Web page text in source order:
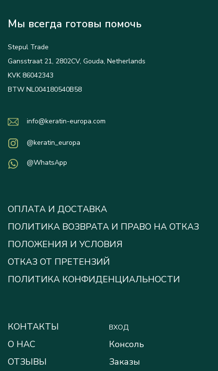
Мы всегда готовы помочь
Stepul Trade
Gansstraat 21, 2802CV, Gouda, Netherlands
KVK 86042343
BTW NL004180540B58
info@keratin-europa.com
@keratin_europa
@WhatsApp
ОПЛАТА И ДОСТАВКА
ПОЛИТИКА ВОЗВРАТА И ПРАВО НА ОТКАЗ
ПОЛОЖЕНИЯ И УСЛОВИЯ
ОТКАЗ ОТ ПРЕТЕНЗИЙ
ПОЛИТИКА КОНФИДЕНЦИАЛЬНОСТИ
КОНТАКТЫ
О НАС
ОТЗЫВЫ
ВХОД
Консоль
Заказы